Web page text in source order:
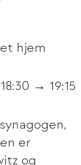
hjem
18:30 → 19:15
er
og